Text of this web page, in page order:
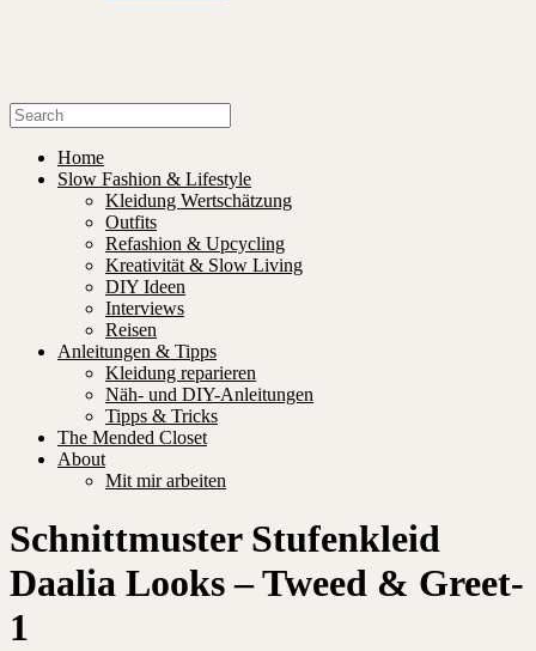
Home
Slow Fashion & Lifestyle
Kleidung Wertschätzung
Outfits
Refashion & Upcycling
Kreativität & Slow Living
DIY Ideen
Interviews
Reisen
Anleitungen & Tipps
Kleidung reparieren
Näh- und DIY-Anleitungen
Tipps & Tricks
The Mended Closet
About
Mit mir arbeiten
Schnittmuster Stufenkleid
Daalia Looks – Tweed & Greet-
1